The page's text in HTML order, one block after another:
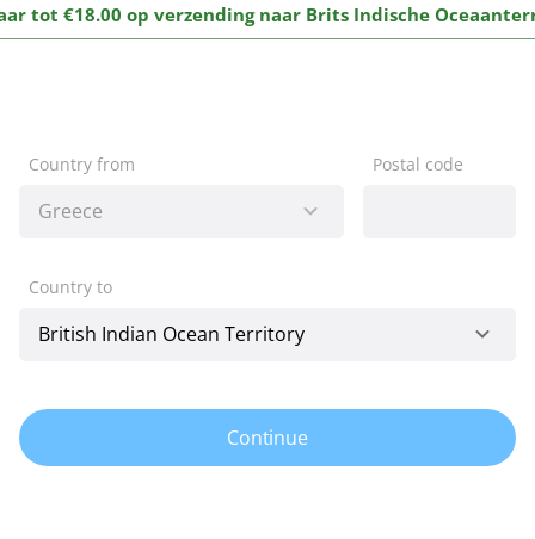
tot €18.00 op verzending naar Brits Indische
Country from Postal code
Country to
Continue